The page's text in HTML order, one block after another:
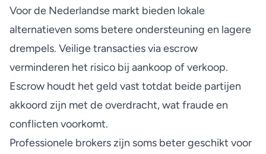
Voor de Nederlandse markt bieden lokale
alternatieven soms betere ondersteuning en lagere
drempels. Veilige transacties via escrow
verminderen het risico bij aankoop of verkoop.
Escrow houdt het geld vast totdat beide partijen
akkoord zijn met de overdracht, wat fraude en
conflicten voorkomt.
Professionele brokers zijn soms beter geschikt voor